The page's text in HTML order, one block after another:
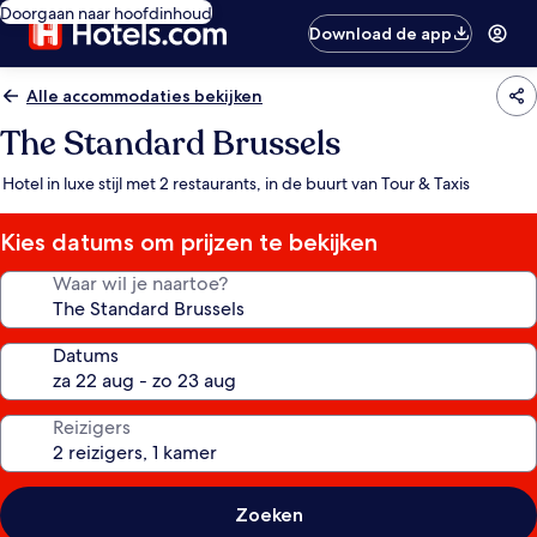
Doorgaan naar hoofdinhoud
Download de app
Alle accommodaties bekijken
The Standard Brussels
Hotel in luxe stijl met 2 restaurants, in de buurt van Tour & Taxis
Kies datums om prijzen te bekijken
Waar wil je naartoe?
Datums
Reizigers
Zoeken